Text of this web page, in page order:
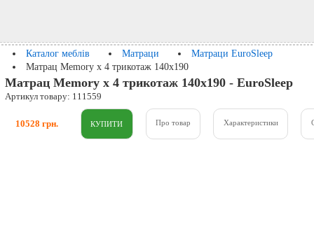
Каталог меблів Матраци
Матраци EuroSleep
Матрац Memory x 4 трикотаж 140x190
Матрац Memory x 4 трикотаж 140x190 - EuroSleep
Артикул товару: 111559
10528 грн. Про товар Характеристики